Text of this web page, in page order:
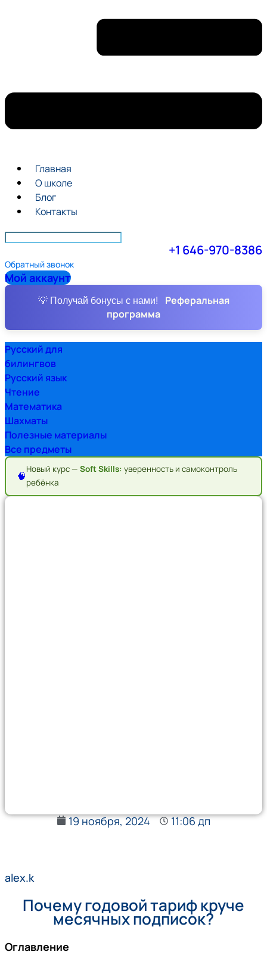
Главная
О школе
Блог
Контакты
+1 646-970-8386
Обратный звонок
Мой аккаунт
💡 Получай бонусы с нами!
Реферальная
программа
Русский для
билингвов
Русский язык
Чтение
Математика
Шахматы
Полезные материалы
Все предметы
🧠
Новый курс — Soft Skills: уверенность и самоконтроль
ребёнка
19 ноября, 2024 11:06 дп
alex.k
Почему годовой тариф круче
месячных подписок?
Оглавление